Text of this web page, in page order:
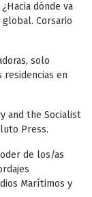
dónde va
Corsario
solo
residencias en
and the Socialist
Press.
de los/as
Marítimos y